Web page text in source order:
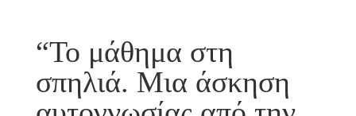
“Το μάθημα στη
σπηλιά. Μια άσκηση